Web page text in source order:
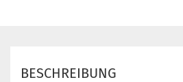
BESCHREIBUNG